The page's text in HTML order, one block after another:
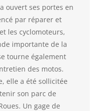
ouvert ses portes en
par réparer et
les cyclomoteurs,
importante de la
tourne également
des motos.
elle a été sollicitée
son parc de
Un gage de